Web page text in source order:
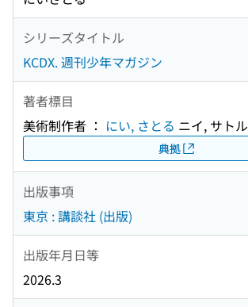
シリーズタイトル
KCDX. 週刊少年マガジン
著者標目
美術制作者 ： にい, さとる ニイ, サトル
典拠
出版事項
東京 : 講談社 (出版)
出版年月日等
2026.3